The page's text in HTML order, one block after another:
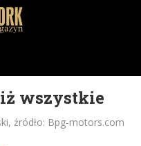
wszystkie
źródło: Bpg-motors.com